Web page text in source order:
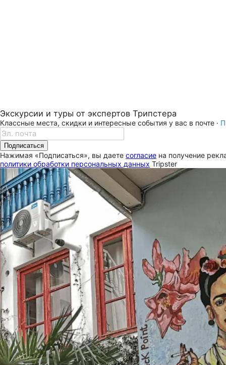
Экскурсии и туры от экспертов Трипстера
Классные места, скидки и интересные события у вас в почте ·
Подписаться
Нажимая «Подписаться», вы даете согласие на получение
политики обработки персональных данных Tripster